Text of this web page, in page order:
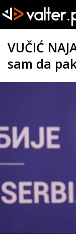
VUČIĆ
sam da